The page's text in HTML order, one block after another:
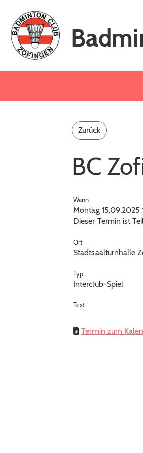
Zurück
BC
Wann
Montag
Dieser Termin ist
Ort
Stadtsaalturnhalle
Typ
Interclub-Spiel
Text
Termin zum